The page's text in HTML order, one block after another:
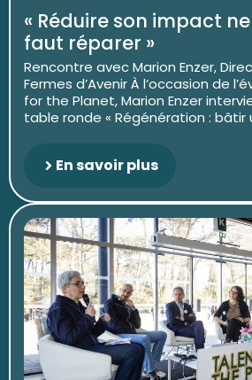
« Réduire son impact
faut réparer »
Rencontre avec Marion Enzer,
Fermes d’Avenir À l’occasion de
for the Planet, Marion Enzer
table ronde « Régénération : bâtir
En savoir plus